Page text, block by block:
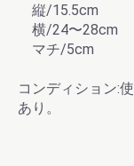
縦/15.5cm
横/24〜28cm
マチ/5cm
コンディション:
あり。
留め金具
全体的に